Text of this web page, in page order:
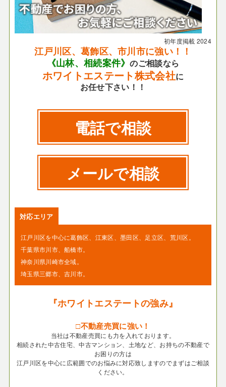
初年度掲載 2024
江戸川区、葛飾区、市川市に強い！！
《山林、相続案件》のご相談なら
ホワイトエステート株式会社に
お任せ下さい！！
電話で相談
メールで相談
対応エリア
江戸川区を中心に葛飾区、江東区、墨田区、足立区、荒川区。
千葉県市川市、船橋市。
神奈川県川崎市全域。
埼玉県三郷市、吉川市。
『ホワイトエステートの強み』
□不動産売買に強い！
当社は不動産売買にも力を入れております。
相続された中古住宅、中古マンション、土地など、お持ちの不動産で
お困りの方は
江戸川区を中心に広範囲でのお悩みに対応致しますのでまずはご相談
ください。